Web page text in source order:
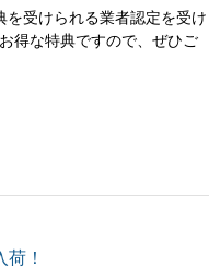
受けられる業者認定を受け
得な特典ですので、ぜひご
！